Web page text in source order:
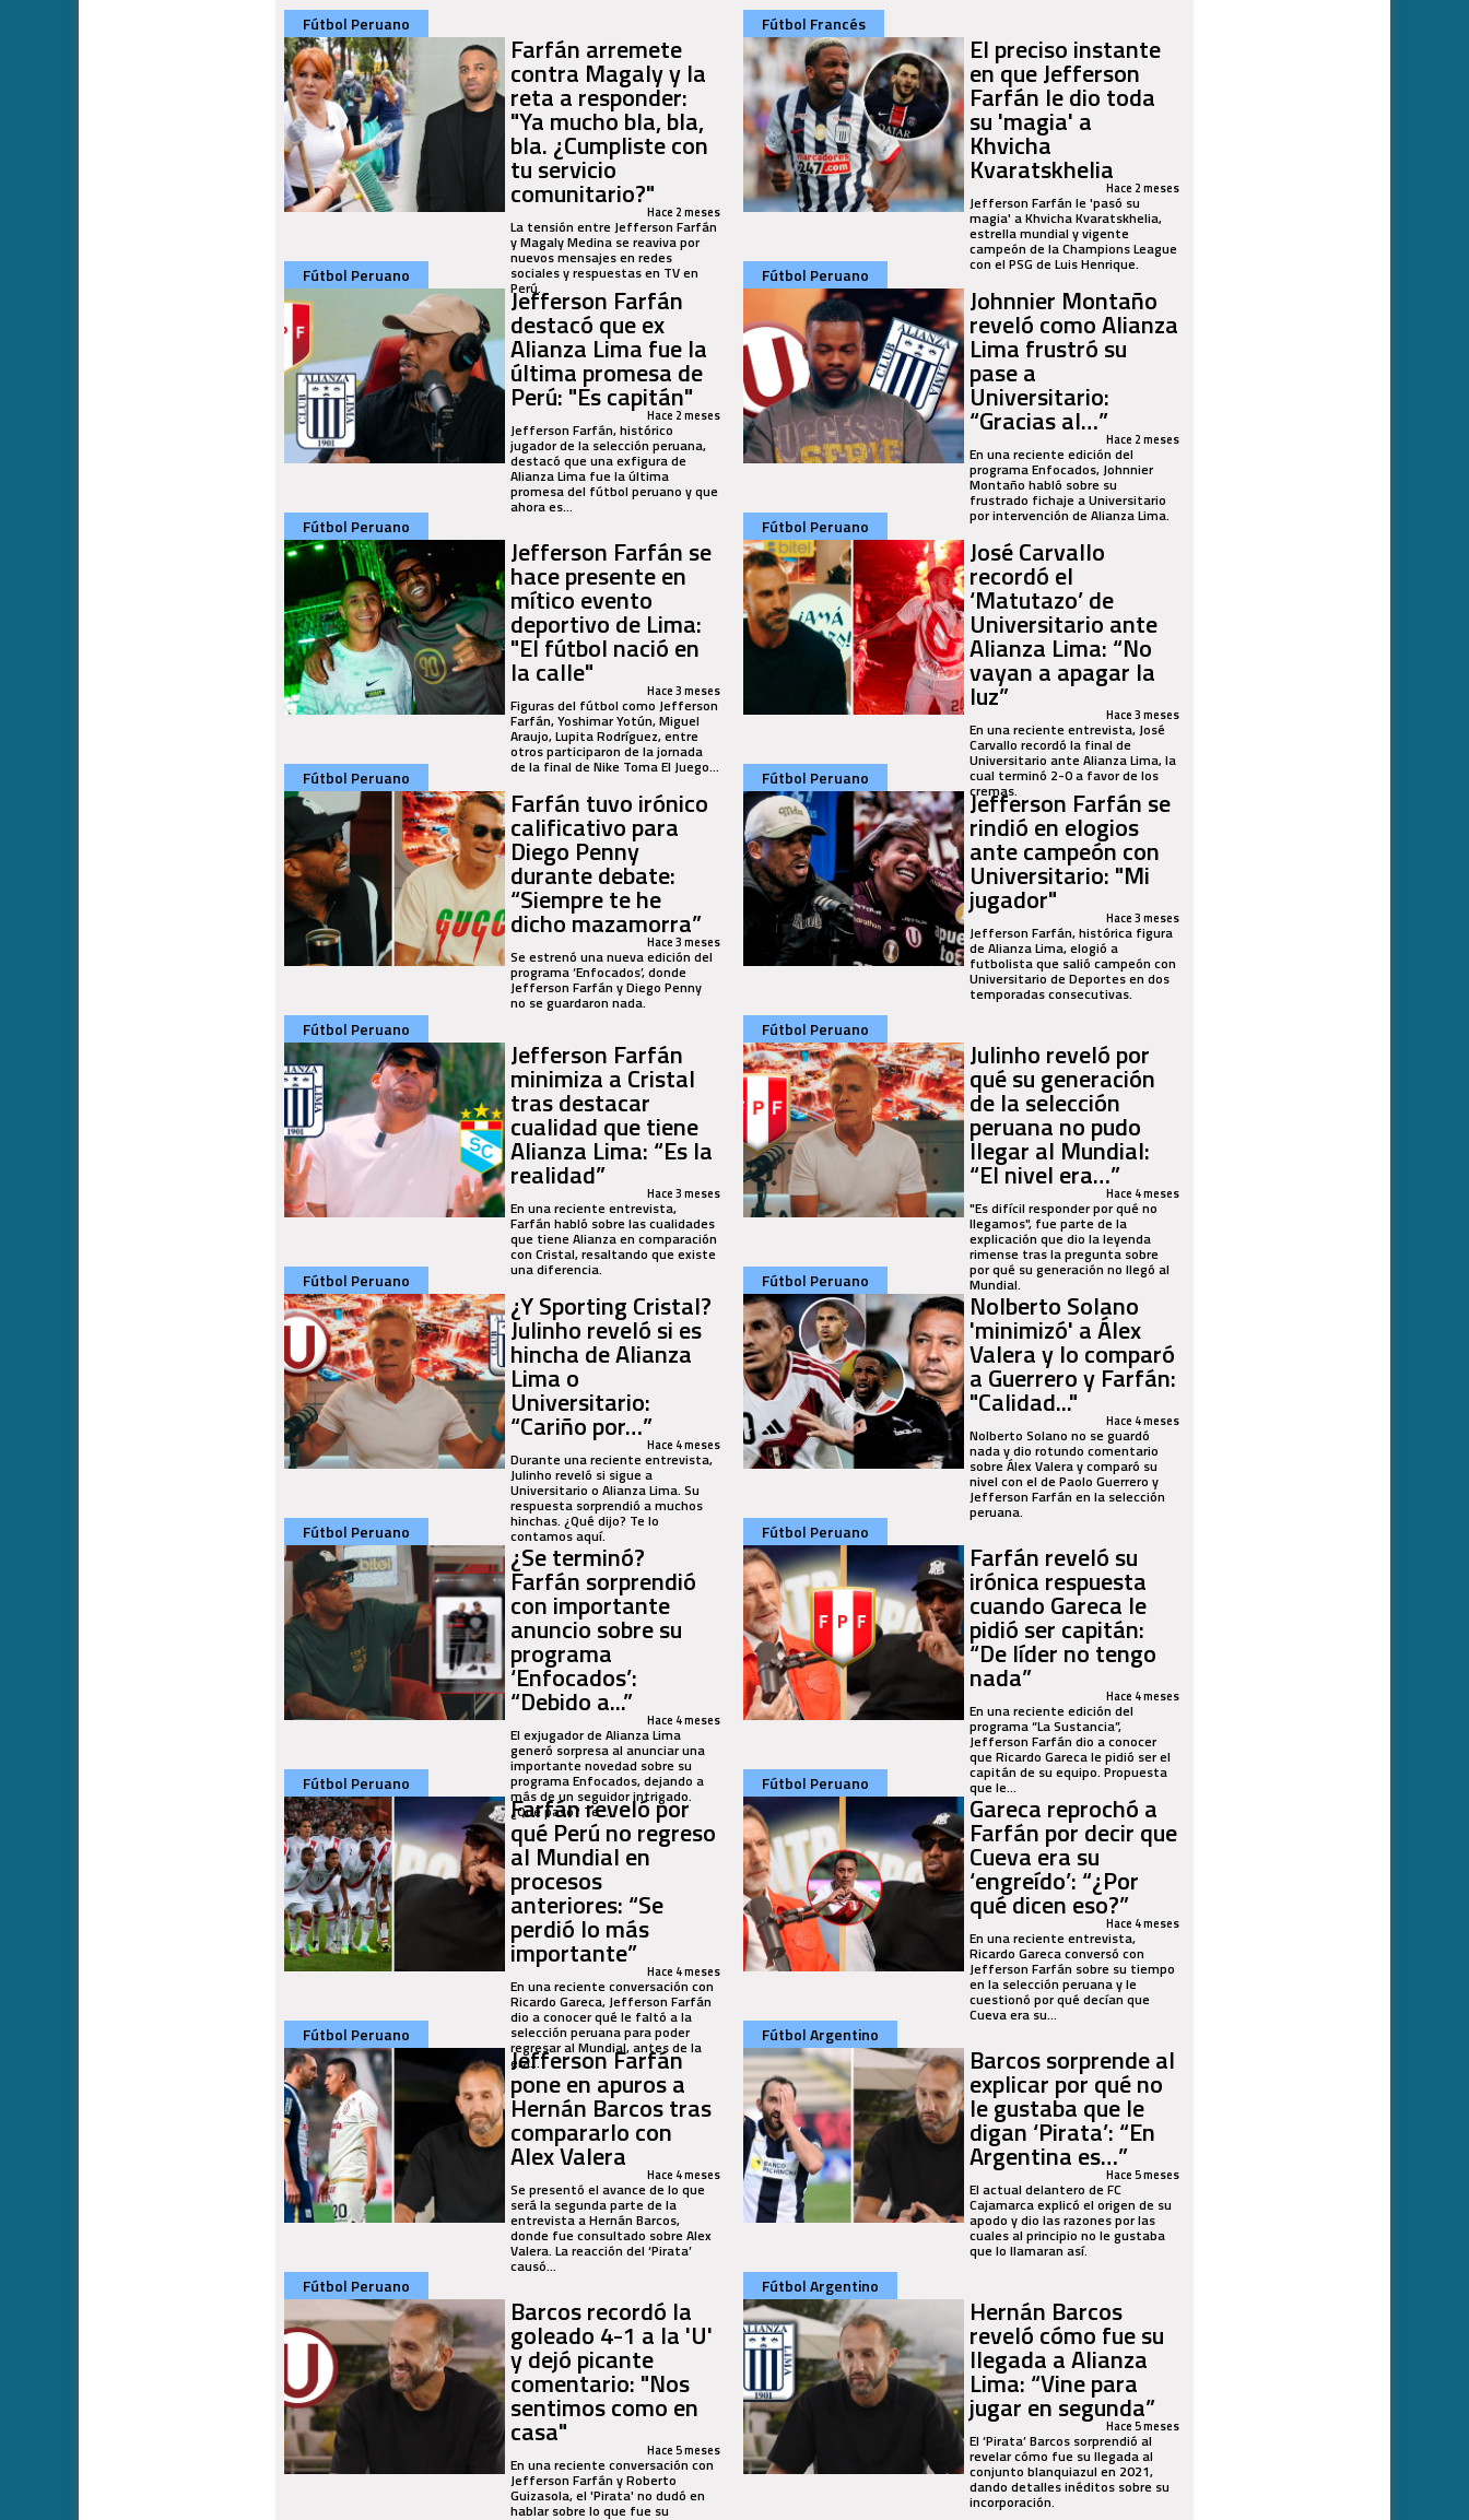
Fútbol Peruano
Farfán arremete
contra Magaly y la
reta a responder:
"Ya mucho bla, bla,
bla. ¿Cumpliste con
tu servicio
comunitario?"Hace 2 meses
La tensión entre Jefferson Farfán
y Magaly Medina se reaviva por
nuevos mensajes en redes
sociales y respuestas en TV en
Perú.
Fútbol Francés
El preciso instante
en que Jefferson
Farfán le dio toda
su 'magia' a
Khvicha
KvaratskheliaHace 2 meses
Jefferson Farfán le 'pasó su
magia' a Khvicha Kvaratskhelia,
estrella mundial y vigente
campeón de la Champions League
con el PSG de Luis Henrique.
Fútbol Peruano
Jefferson Farfán
destacó que ex
Alianza Lima fue la
última promesa de
Perú: "Es capitán"
Hace 2 meses
Jefferson Farfán, histórico
jugador de la selección peruana,
destacó que una exfigura de
Alianza Lima fue la última
promesa del fútbol peruano y que
ahora es...
Fútbol Peruano
Johnnier Montaño
reveló como Alianza
Lima frustró su
pase a
Universitario:
“Gracias al…”Hace 2 meses
En una reciente edición del
programa Enfocados, Johnnier
Montaño habló sobre su
frustrado fichaje a Universitario
por intervención de Alianza Lima.
Fútbol Peruano
Jefferson Farfán se
hace presente en
mítico evento
deportivo de Lima:
"El fútbol nació en
la calle" Hace 3 meses
Figuras del fútbol como Jefferson
Farfán, Yoshimar Yotún, Miguel
Araujo, Lupita Rodríguez, entre
otros participaron de la jornada
de la final de Nike Toma El Juego...
Fútbol Peruano
José Carvallo
recordó el
‘Matutazo’ de
Universitario ante
Alianza Lima: “No
vayan a apagar la
luz” Hace 3 meses
En una reciente entrevista, José
Carvallo recordó la final de
Universitario ante Alianza Lima, la
cual terminó 2-0 a favor de los
cremas.
Fútbol Peruano
Farfán tuvo irónico
calificativo para
Diego Penny
durante debate:
“Siempre te he
dicho mazamorra”
Hace 3 meses
Se estrenó una nueva edición del
programa ‘Enfocados’, donde
Jefferson Farfán y Diego Penny
no se guardaron nada.
Fútbol Peruano
Jefferson Farfán se
rindió en elogios
ante campeón con
Universitario: "Mi
jugador" Hace 3 meses
Jefferson Farfán, histórica figura
de Alianza Lima, elogió a
futbolista que salió campeón con
Universitario de Deportes en dos
temporadas consecutivas.
Fútbol Peruano
Jefferson Farfán
minimiza a Cristal
tras destacar
cualidad que tiene
Alianza Lima: “Es la
realidad” Hace 3 meses
En una reciente entrevista,
Farfán habló sobre las cualidades
que tiene Alianza en comparación
con Cristal, resaltando que existe
una diferencia.
Fútbol Peruano
Julinho reveló por
qué su generación
de la selección
peruana no pudo
llegar al Mundial:
“El nivel era…”Hace 4 meses
"Es difícil responder por qué no
llegamos", fue parte de la
explicación que dio la leyenda
rimense tras la pregunta sobre
por qué su generación no llegó al
Mundial.
Fútbol Peruano
¿Y Sporting Cristal?
Julinho reveló si es
hincha de Alianza
Lima o
Universitario:
“Cariño por…”Hace 4 meses
Durante una reciente entrevista,
Julinho reveló si sigue a
Universitario o Alianza Lima. Su
respuesta sorprendió a muchos
hinchas. ¿Qué dijo? Te lo
contamos aquí.
Fútbol Peruano
Nolberto Solano
'minimizó' a Álex
Valera y lo comparó
a Guerrero y Farfán:
"Calidad..." Hace 4 meses
Nolberto Solano no se guardó
nada y dio rotundo comentario
sobre Álex Valera y comparó su
nivel con el de Paolo Guerrero y
Jefferson Farfán en la selección
peruana.
Fútbol Peruano
¿Se terminó?
Farfán sorprendió
con importante
anuncio sobre su
programa
‘Enfocados’:
“Debido a...” Hace 4 meses
El exjugador de Alianza Lima
generó sorpresa al anunciar una
importante novedad sobre su
programa Enfocados, dejando a
más de un seguidor intrigado.
¿Qué pasó? Te...
Fútbol Peruano
Farfán reveló su
irónica respuesta
cuando Gareca le
pidió ser capitán:
“De líder no tengo
nada” Hace 4 meses
En una reciente edición del
programa “La Sustancia”,
Jefferson Farfán dio a conocer
que Ricardo Gareca le pidió ser el
capitán de su equipo. Propuesta
que le...
Fútbol Peruano
Farfán reveló por
qué Perú no regreso
al Mundial en
procesos
anteriores: “Se
perdió lo más
importante” Hace 4 meses
En una reciente conversación con
Ricardo Gareca, Jefferson Farfán
dio a conocer qué le faltó a la
selección peruana para poder
regresar al Mundial, antes de la
era...
Fútbol Peruano
Gareca reprochó a
Farfán por decir que
Cueva era su
‘engreído’: “¿Por
qué dicen eso?”Hace 4 meses
En una reciente entrevista,
Ricardo Gareca conversó con
Jefferson Farfán sobre su tiempo
en la selección peruana y le
cuestionó por qué decían que
Cueva era su...
Fútbol Peruano
Jefferson Farfán
pone en apuros a
Hernán Barcos tras
compararlo con
Alex Valera Hace 4 meses
Se presentó el avance de lo que
será la segunda parte de la
entrevista a Hernán Barcos,
donde fue consultado sobre Alex
Valera. La reacción del ‘Pirata’
causó...
Fútbol Argentino
Barcos sorprende al
explicar por qué no
le gustaba que le
digan ‘Pirata’: “En
Argentina es…”Hace 5 meses
El actual delantero de FC
Cajamarca explicó el origen de su
apodo y dio las razones por las
cuales al principio no le gustaba
que lo llamaran así.
Fútbol Peruano
Barcos recordó la
goleado 4-1 a la 'U'
y dejó picante
comentario: "Nos
sentimos como en
casa" Hace 5 meses
En una reciente conversación con
Jefferson Farfán y Roberto
Guizasola, el 'Pirata' no dudó en
hablar sobre lo que fue su
Fútbol Argentino
Hernán Barcos
reveló cómo fue su
llegada a Alianza
Lima: “Vine para
jugar en segunda”
Hace 5 meses
El ‘Pirata’ Barcos sorprendió al
revelar cómo fue su llegada al
conjunto blanquiazul en 2021,
dando detalles inéditos sobre su
incorporación.